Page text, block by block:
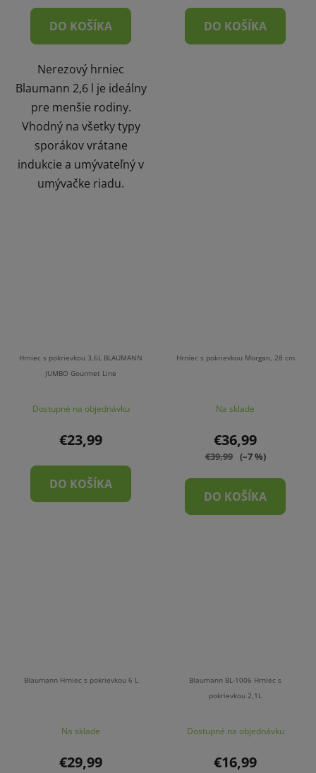
DO KOŠÍKA
Nerezový hrniec
Blaumann 2,6 l je ideálny
pre menšie rodiny.
Vhodný na všetky typy
sporákov vrátane
indukcie a umývateľný v
umývačke riadu.
DO KOŠÍKA
Hrniec s pokrievkou 3,6L BLAUMANN
JUMBO Gourmet Line
Dostupné na objednávku
€23,99
DO KOŠÍKA
Hrniec s pokrievkou Morgan, 28 cm
Na sklade
€36,99
€39,99 (–7 %)
DO KOŠÍKA
Blaumann Hrniec s pokrievkou 6 L
Na sklade
€29,99
Blaumann BL-1006 Hrniec s
pokrievkou 2,1L
Dostupné na objednávku
€16,99